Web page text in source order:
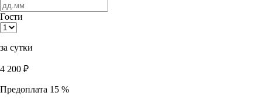
Гости
за сутки
4 200 ₽
Предоплата 15 %